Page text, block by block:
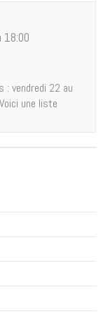
18:00
vendredi 22 au
une liste